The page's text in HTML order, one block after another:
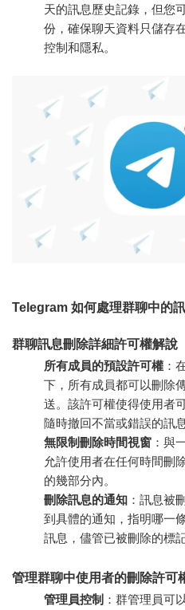
天的訊息歷史記錄，但您
份，確保聊天資料只儲存
控制和隱私。
Telegram 如何處理群聊中的
群聊訊息刪除詳細許可權解說
所有成員的預設許可權 ：
下，所有成員都可以刪除
送。該許可權使得使用者
隨時撤回不當或錯誤的訊息
無限制刪除時間視窗 ：與
允許使用者在任何時間刪
的幾部分內。
刪除訊息的通知 ：訊息被
到具體的通知，指明哪一
訊息，儘管已被刪除的標記
管理群聊中使用者的刪除許可
管理員控制 ：群管理員可